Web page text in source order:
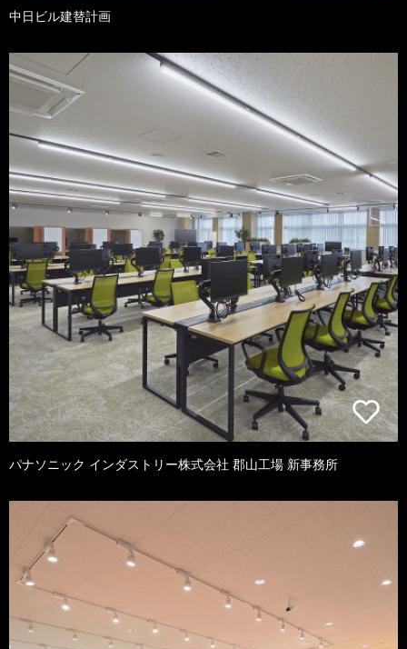
中日ビル建替計画
パナソニック インダストリー株式会社 郡山工場 新事務所